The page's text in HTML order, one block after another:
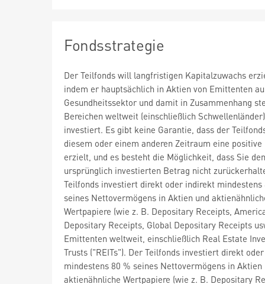
Fondsstrategie
Der Teilfonds will langfristigen Kapitalzuwachs
indem er hauptsächlich in Aktien von Emittenten
Gesundheitssektor und damit in Zusammenhang
Bereichen weltweit (einschließlich Schwellenländer)
investiert. Es gibt keine Garantie, dass der
diesem oder einem anderen Zeitraum eine positive
erzielt, und es besteht die Möglichkeit, dass Sie den
ursprünglich investierten Betrag nicht
Teilfonds investiert direkt oder indirekt mindestens
seines Nettovermögens in Aktien und
Wertpapiere (wie z. B. Depositary Receipts,
Depositary Receipts, Global Depositary Receipts
Emittenten weltweit, einschließlich Real Estate
Trusts ("REITs"). Der Teilfonds investiert direkt
mindestens 80 % seines Nettovermögens in Aktien
aktienähnliche Wertpapiere (wie z. B. Depositary